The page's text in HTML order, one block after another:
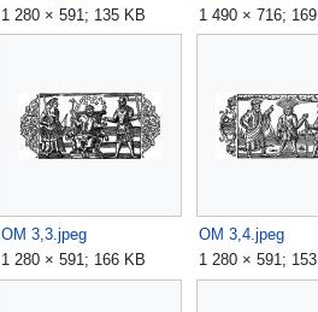
1 280 × 591; 135 KB
1 490 × 716;
OM 3,3.jpeg
1 280 × 591; 166 KB
OM 3,4.jpeg
1 280 × 591;